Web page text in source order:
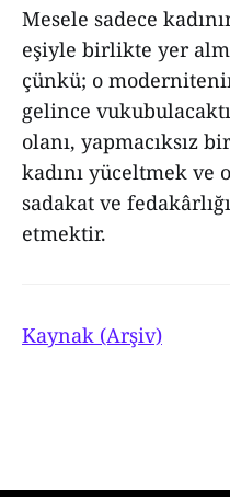
Mesele sadece
eşiyle birlikte yer
çünkü; o
gelince
olanı, yapmacıksız
kadını yüceltmek ve
sadakat ve
etmektir.
Kaynak (Arşiv)